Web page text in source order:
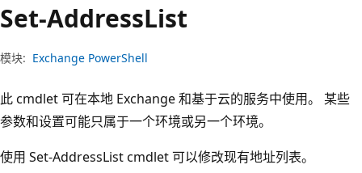
Set-AddressList
模块: Exchange PowerShell
此 cmdlet 可在本地 Exchange 和基于云的服务中使用。 某些
参数和设置可能只属于一个环境或另一个环境。
使用 Set-AddressList cmdlet 可以修改现有地址列表。